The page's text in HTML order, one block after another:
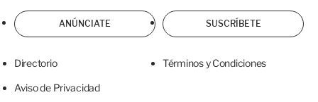
ANÚNCIATE SUSCRÍBETE
Directorio Términos y Condiciones
Aviso de Privacidad